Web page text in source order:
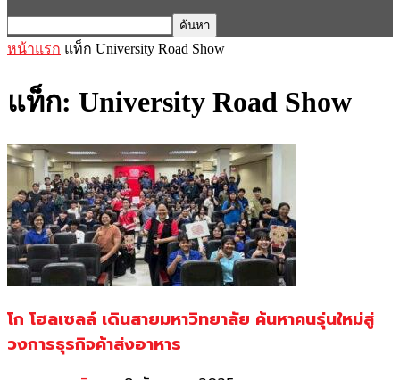
หน้าแรก แท็ก University Road Show
แท็ก: University Road Show
โก โฮลเซลล์ เดินสายมหาวิทยาลัย ค้นหาคนรุ่นใหม่สู่
วงการธุรกิจค้าส่งอาหาร